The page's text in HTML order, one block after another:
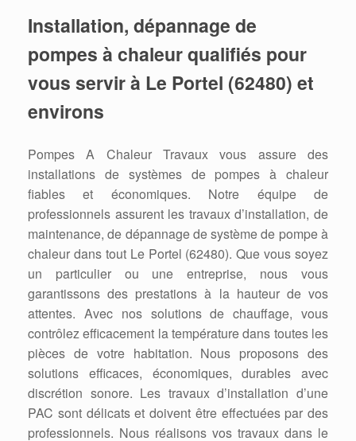
Installation, dépannage de
pompes à chaleur qualifiés pour
vous servir à Le Portel (62480) et
environs
Pompes A Chaleur Travaux vous assure des
installations de systèmes de pompes à chaleur
fiables et économiques. Notre équipe de
professionnels assurent les travaux d’installation, de
maintenance, de dépannage de système de pompe à
chaleur dans tout Le Portel (62480). Que vous soyez
un particulier ou une entreprise, nous vous
garantissons des prestations à la hauteur de vos
attentes. Avec nos solutions de chauffage, vous
contrôlez efficacement la température dans toutes les
pièces de votre habitation. Nous proposons des
solutions efficaces, économiques, durables avec
discrétion sonore. Les travaux d’installation d’une
PAC sont délicats et doivent être effectuées par des
professionnels. Nous réalisons vos travaux dans le